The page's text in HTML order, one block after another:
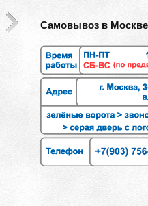
Самовывоз в Москве